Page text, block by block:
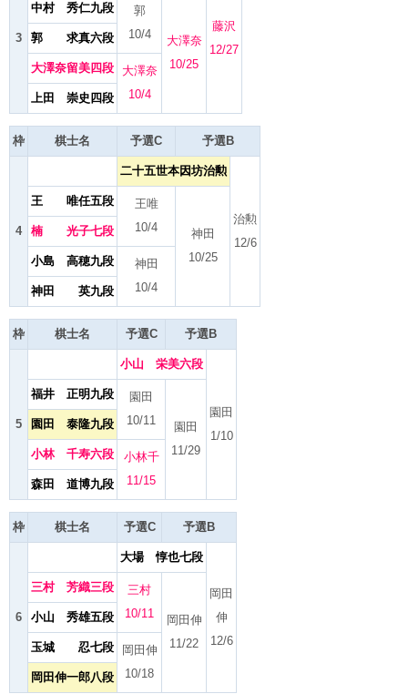
3
藤沢
12/27
中村 秀仁九段
郭
10/4
大澤奈
10/25
郭 求真六段
大澤奈留美四段
大澤奈
10/4
上田 崇史四段
枠 棋士名 予選C 予選B
4
二十五世本因坊治勲
治勲
12/6
王 唯任五段
王唯
10/4
神田
10/25
楠 光子七段
小島 高穂九段
神田
10/4
神田 英九段
枠 棋士名 予選C 予選B
5
小山 栄美六段
園田
1/10
福井 正明九段
園田
10/11
園田
11/29
園田 泰隆九段
小林 千寿六段
小林千
11/15
森田 道博九段
枠 棋士名 予選C 予選B
6
大場 惇也七段
岡田
伸
12/6
三村 芳織三段
三村
10/11
岡田伸
11/22
小山 秀雄五段
玉城 忍七段
岡田伸
10/18
岡田伸一郎八段